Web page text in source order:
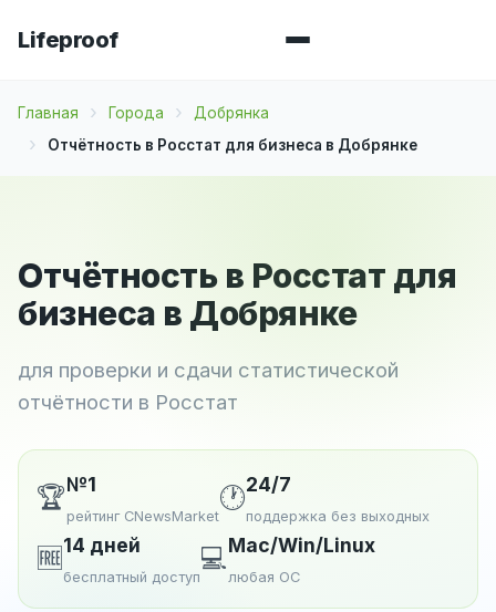
Lifeproof
Главная Города
Добрянка
Отчётность в Росстат для бизнеса в Добрянке
Отчётность в Росстат для
бизнеса в Добрянке
для проверки и сдачи статистической
отчётности в Росстат
🏆№1
рейтинг CNewsMarket
🕐24/7
поддержка без выходных
🆓14 дней
бесплатный доступ
💻Mac/Win/Linux
любая ОС